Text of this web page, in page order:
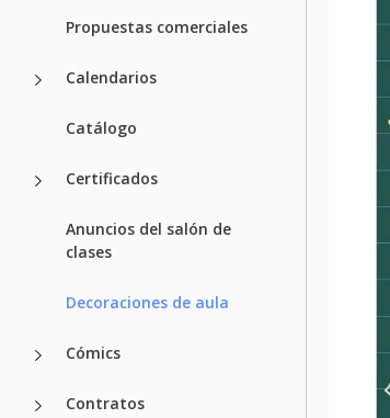
Propuestas comerciales
Calendarios
Catálogo
Certificados
Anuncios del salón de
clases
Decoraciones de aula
Cómics
Contratos